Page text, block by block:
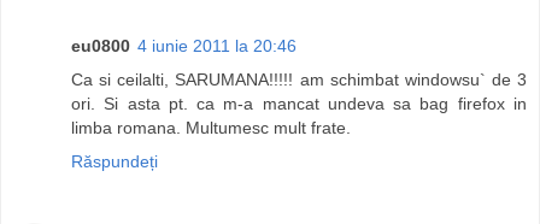
eu0800 4 iunie 2011 la 20:46
Ca si ceilalti, SARUMANA!!!!! am schimbat windowsu` de 3
ori. Si asta pt. ca m-a mancat undeva sa bag firefox in
limba romana. Multumesc mult frate.
Răspundeți